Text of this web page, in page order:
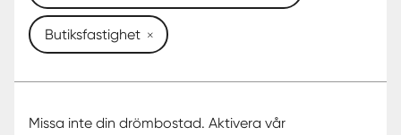
Butiksfastighet
Missa inte din drömbostad. Aktivera vår